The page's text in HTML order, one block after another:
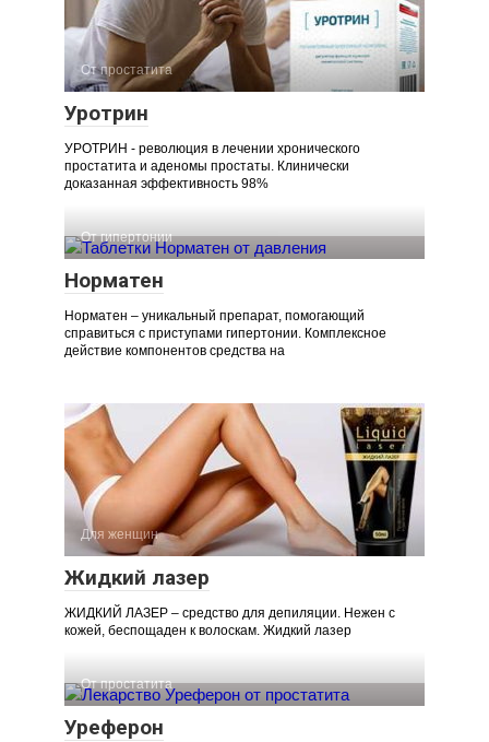
От простатита
Уротрин
УРОТРИН - революция в лечении хронического
простатита и аденомы простаты. Клинически
доказанная эффективность 98%
От гипертонии
Норматен
Норматен – уникальный препарат, помогающий
справиться с приступами гипертонии. Комплексное
действие компонентов средства на
Для женщин
Жидкий лазер
ЖИДКИЙ ЛАЗЕР – средство для депиляции. Нежен с
кожей, беспощаден к волоскам. Жидкий лазер
От простатита
Уреферон